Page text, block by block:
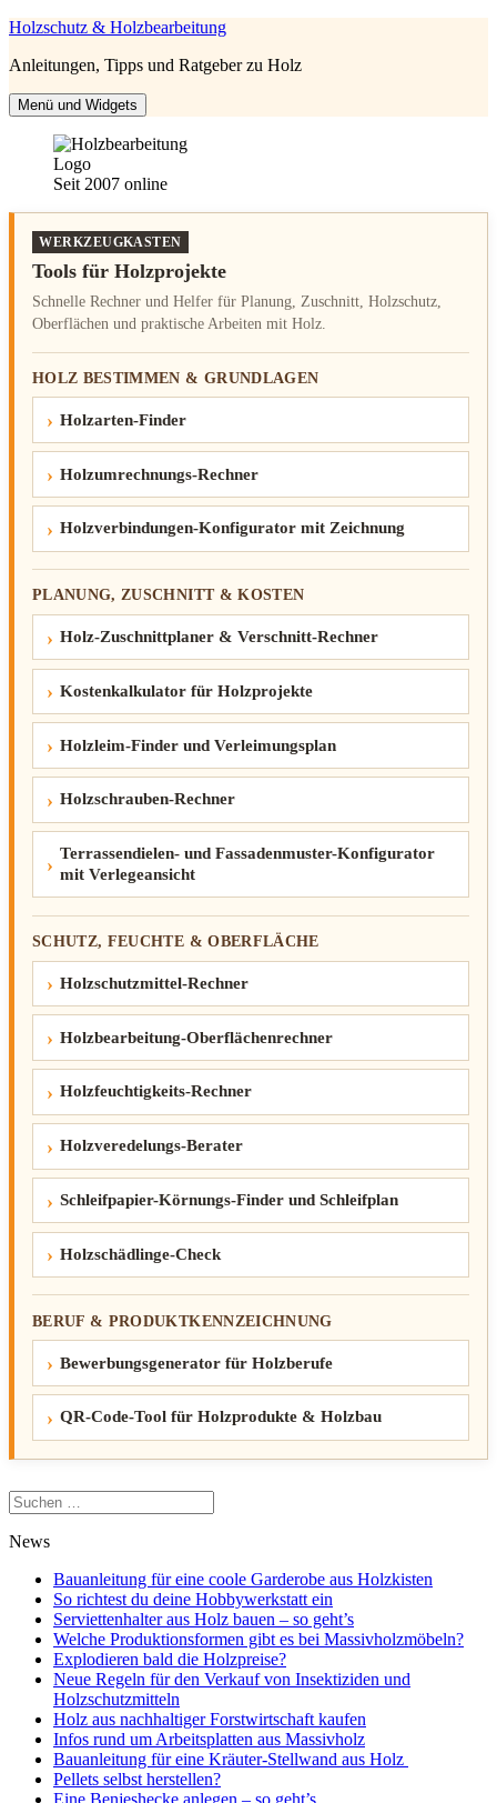
Zum
springen
Holzschutz & Holzbearbeitung
Anleitungen, Tipps und Ratgeber zu Holz
Menü und Widgets
Seit 2007 online
WERKZEUGKASTEN
Tools für Holzprojekte
Schnelle Rechner und Helfer für Planung, Zuschnitt, Holzschutz,
Oberflächen und praktische Arbeiten mit Holz.
HOLZ BESTIMMEN & GRUNDLAGEN
Holzarten-Finder
Holzumrechnungs-Rechner
Holzverbindungen-Konfigurator mit Zeichnung
PLANUNG, ZUSCHNITT & KOSTEN
Holz-Zuschnittplaner & Verschnitt-Rechner
Kostenkalkulator für Holzprojekte
Holzleim-Finder und Verleimungsplan
Holzschrauben-Rechner
Terrassendielen- und Fassadenmuster-Konfigurator
mit Verlegeansicht
SCHUTZ, FEUCHTE & OBERFLÄCHE
Holzschutzmittel-Rechner
Holzbearbeitung-Oberflächenrechner
Holzfeuchtigkeits-Rechner
Holzveredelungs-Berater
Schleifpapier-Körnungs-Finder und Schleifplan
Holzschädlinge-Check
BERUF & PRODUKTKENNZEICHNUNG
Bewerbungsgenerator für Holzberufe
QR-Code-Tool für Holzprodukte & Holzbau
Suchen
nach:
News
Bauanleitung für eine coole Garderobe aus Holzkisten
So richtest du deine Hobbywerkstatt ein
Serviettenhalter aus Holz bauen – so geht’s
Welche Produktionsformen gibt es bei Massivholzmöbeln?
Explodieren bald die Holzpreise?
Neue Regeln für den Verkauf von Insektiziden und
Holzschutzmitteln
Holz aus nachhaltiger Forstwirtschaft kaufen
Infos rund um Arbeitsplatten aus Massivholz
Bauanleitung für eine Kräuter-Stellwand aus Holz
Pellets selbst herstellen?